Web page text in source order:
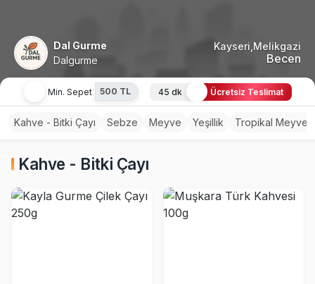
Dal Gurme
Dalgurme
Kayseri,Melikgazi
Becen
Min. Sepet 500 TL 45 dk Ücretsiz Teslimat
Kahve - Bitki Çayı Sebze Meyve Yeşillik Tropikal Meyve
Kahve - Bitki Çayı